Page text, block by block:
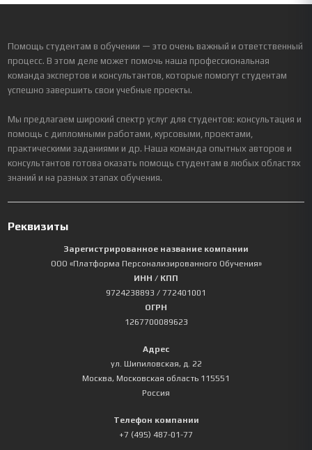
Помощь студентам в обучении — это очень важный и ответственный
процесс. В этом деле может помочь наша профессиональная
команда экспертов и консультантов, которые помогут студентам
успешно завершить свои учебные проекты.
Мы предлагаем широкий спектр услуг для студентов: консультация и
помощь с дипломными работами, курсовыми, проектами,
практическими заданиями и др. Наша команда опытных авторов и
консультантов готова оказать помощь студентам в любых областях
знаний и на разных этапах обучения.
Реквизиты
Зарегистрированное название компании
ООО «Платформа Персонализированного Обучения»
ИНН / КПП
9724238893 / 772401001
ОГРН
1267700089623
Адрес
ул. Шипиловская, д. 22
Москва, Московская область 115551
Россия
Телефон компании
+7 (495) 487-01-77